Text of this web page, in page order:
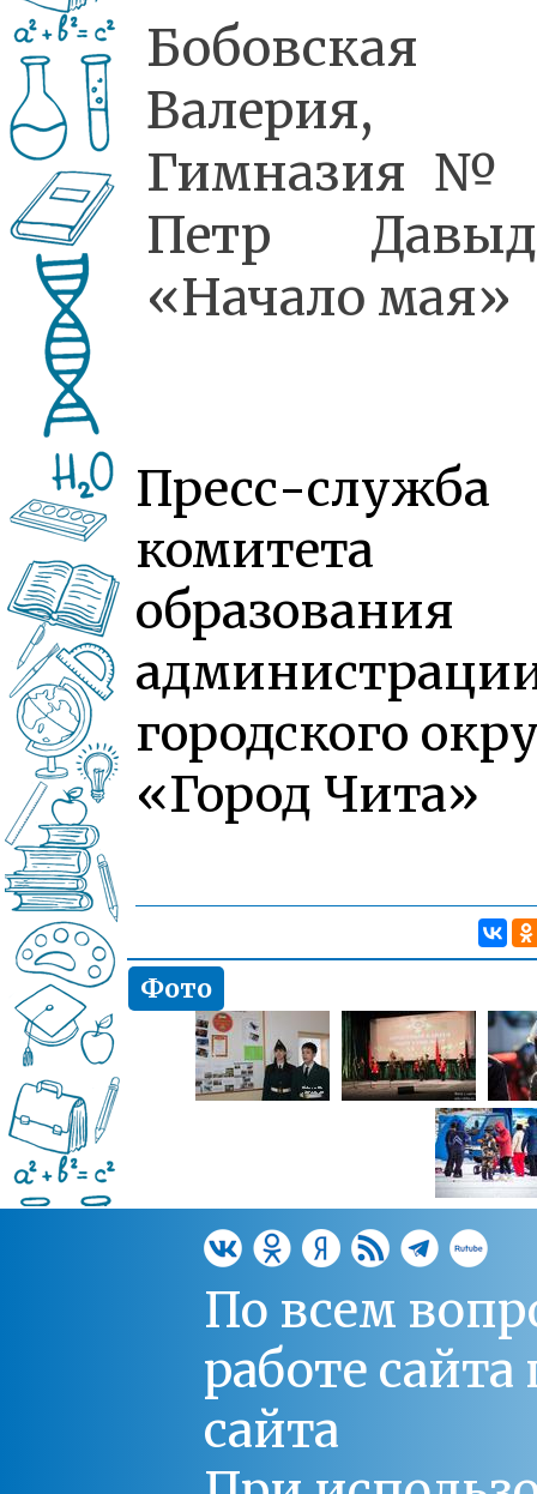
Бобовская
Валерия,
Гимназия №
Петр
«Начало мая»
Пресс-служба
комитета
образования
городского
«Город Чита»
Фото
По всем
работе
сайта